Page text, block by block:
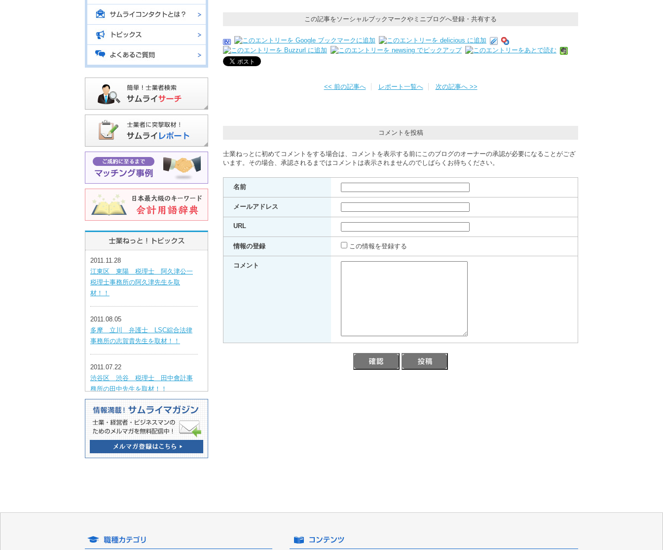
この記事をソーシャルブックマークやミニブログへ登録・共有する
<< 前の記事へ レポート一覧へ 次の記事へ >>
コメントを投稿
士業ねっとに初めてコメントをする場合は、コメントを表示する前にこのブログのオーナーの承認が必要になることがござ
います。その場合、承認されるまではコメントは表示されませんのでしばらくお待ちください。
名前
メールアドレス
URL
情報の登録 この情報を登録する
コメント
2011.11.28
江東区 東陽 税理士 阿久津公一
税理士事務所の阿久津先生を取
材！！
2011.08.05
多摩 立川 弁護士 LSC綜合法律
事務所の志賀貴先生を取材！！
2011.07.22
渋谷区 渋谷 税理士 田中會計事
務所の田中先生を取材！！
2011.07.06
板橋区 ときわ台 認定司法書士
相澤法務事務所の相澤 剛先生を取
千代田区 神田 税理士 宮田敏弘事